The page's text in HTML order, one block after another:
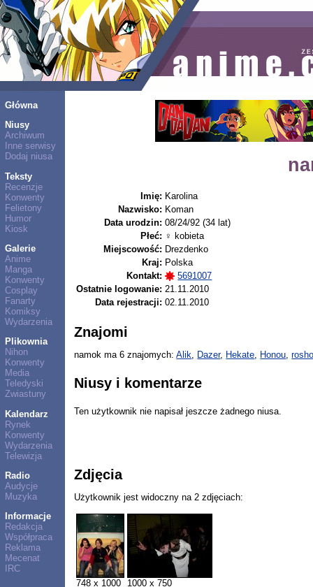
Główna
Niusy
Archiwum
Inne serwisy
Dodaj niusa
Teksty
Recenzje
Konwenty
Felietony
Humor
Kiosk
Galerie
Anime
Manga
Konwenty
Cosplay
Fanarty
Komiksy
Wydarzenia
Plikownia
Nihon
Konwenty
Media
Teledyski
Zwiastuny
Kalendarz
Rynek
Konwenty
Wydarzenia
Telewizja
Radio
Audycje
Muzyka
Informacje
Redakcja
Współpraca
Reklama
Mecenat
IRC
Imię: Karolina
Nazwisko: Koman
Data urodzin: 08/24/92 (34 lat)
Płeć: ♀ kobieta
Miejscowość: Drezdenko
Kraj: Polska
Kontakt:
5691007
Ostatnie logowanie: 21.11.2010
Data rejestracji: 02.11.2010
Znajomi
namok ma 6 znajomych:Alik, Dazer, Hekate, Honou,
Niusy i komentarze
Ten użytkownik nie napisał jeszcze żadnego niusa.
Zdjęcia
Użytkownik jest widoczny na 2 zdjęciach:
748 x 1000
1000 x 750